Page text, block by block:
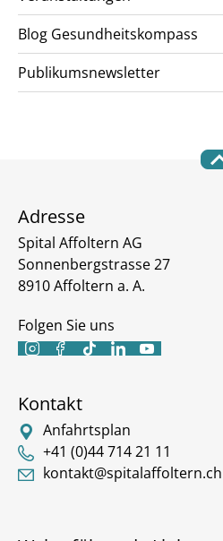
Blog Gesundheitskompass
Publikumsnewsletter
Adresse
Spital Affoltern AG
Sonnenbergstrasse 27
8910 Affoltern a. A.
Folgen Sie uns
    
Kontakt
Anfahrtsplan
+41 (0)44 714 21 11
kontakt@spitalaffoltern.ch